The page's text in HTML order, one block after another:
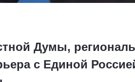
Думы,
с Единой